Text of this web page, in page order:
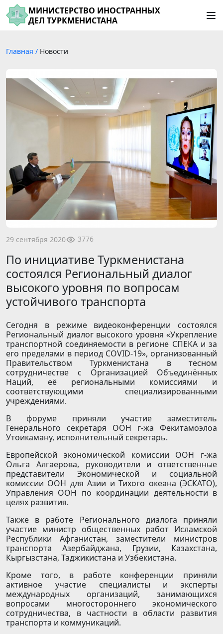
МИНИСТЕРСТВО ИНОСТРАННЫХ
ДЕЛ ТУРКМЕНИСТАНА
Главная / Новости
29 сентября 2020 3776
По инициативе Туркменистана
состоялся Региональный диалог
высокого уровня по вопросам
устойчивого транспорта
Сегодня в режиме видеоконференции состоялся
Региональный диалог высокого уровня «Укрепление
транспортной соединяемости в регионе СПЕКА и за
его пределами в период COVID-19», организованный
Правительством Туркменистана в тесном
сотрудничестве с Организацией Объединённых
Наций, её региональными комиссиями и
соответствующими специализированными
учреждениями.
В форуме приняли участие заместитель
Генерального секретаря ООН г-жа Фекитамоэлоа
Утоикаману, исполнительный секретарь.
Европейской экономической комиссии ООН г-жа
Ольга Алгаерова, руководители и ответственные
представители Экономической и социальной
комиссии ООН для Азии и Тихого океана (ЭСКАТО),
Управления ООН по координации деятельности в
целях развития.
Также в работе Регионального диалога приняли
участие министр общественных работ Исламской
Республики Афганистан, заместители министров
транспорта Азербайджана, Грузии, Казахстана,
Кыргызстана, Таджикистана и Узбекистана.
Кроме того, в работе конференции приняли
активное участие специалисты и эксперты
международных организаций, занимающихся
вопросами многостороннего экономического
сотрудничества, в частности в области развития
транспорта и коммуникаций.